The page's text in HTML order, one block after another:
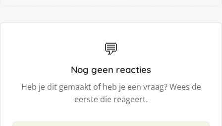
💬
Nog geen reacties
Heb je dit gemaakt of heb je een vraag? Wees de
eerste die reageert.